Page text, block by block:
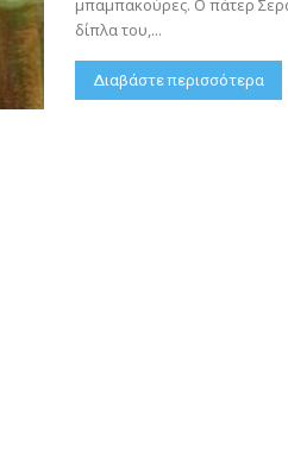
μπαμπακούρες. Ο πάτερ
δίπλα του,...
Διαβάστε περισσότερα